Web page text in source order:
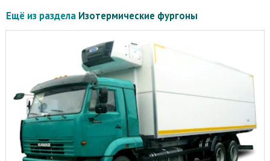
Ещё из раздела Изотермические фургоны